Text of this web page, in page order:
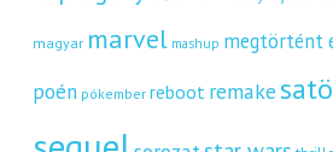
magyar marvel mashup megtörtént
poén pókember reboot remake